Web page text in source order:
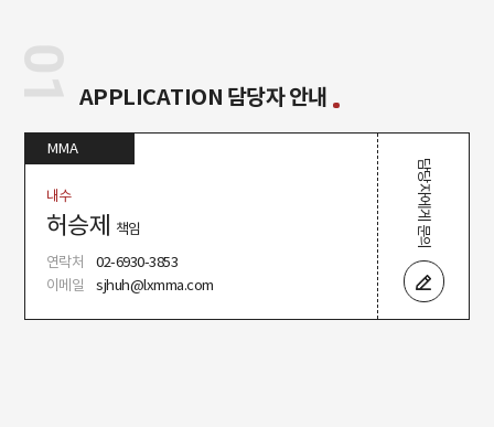
APPLICATION 담당자 안내
MMA
내수
허승제 책임
연락처
02-6930-3853
이메일
sjhuh@lxmma.com
담당자에게 문의